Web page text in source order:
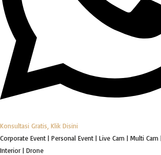
Konsultasi Gratis, Klik Disini
Corporate Event | Personal Event | Live Cam | Multi
Interior | Drone